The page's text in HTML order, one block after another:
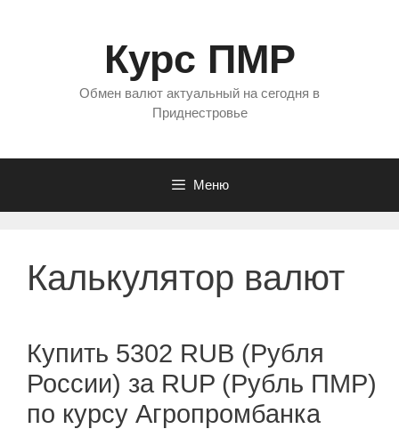
Курс ПМР
Обмен валют актуальный на сегодня в
Приднестровье
Меню
Калькулятор валют
Купить 5302 RUB (Рубля
России) за RUP (Рубль ПМР)
по курсу Агропромбанка